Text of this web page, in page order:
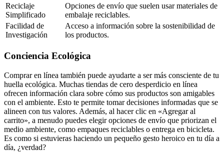
Reciclaje
Simplificado
Opciones de envío que suelen usar materiales de
embalaje reciclables.
Facilidad de
Investigación
Acceso a información sobre la sostenibilidad de
los productos.
Conciencia Ecológica
Comprar en línea también puede ayudarte a ser más consciente de tu
huella ecológica. Muchas tiendas de cero desperdicio en línea
ofrecen información clara sobre cómo sus productos son amigables
con el ambiente. Esto te permite tomar decisiones informadas que se
alineen con tus valores. Además, al hacer clic en «Agregar al
carrito», a menudo puedes elegir opciones de envío que priorizan el
medio ambiente, como empaques reciclables o entrega en bicicleta.
Es como si estuvieras haciendo un pequeño gesto heroico en tu día a
día, ¿verdad?